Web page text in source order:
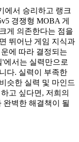
에서 승리하고 랭크
경쟁형 MOBA 게
게 의존한다는 점을
뛰어난 게임 지식과
에 따라 결정되는
에서는 실력만으로
다. 실력이 부족한
슷한 실력 및 마인드
고 싶다면, 저희의
완벽한 해결책이 될